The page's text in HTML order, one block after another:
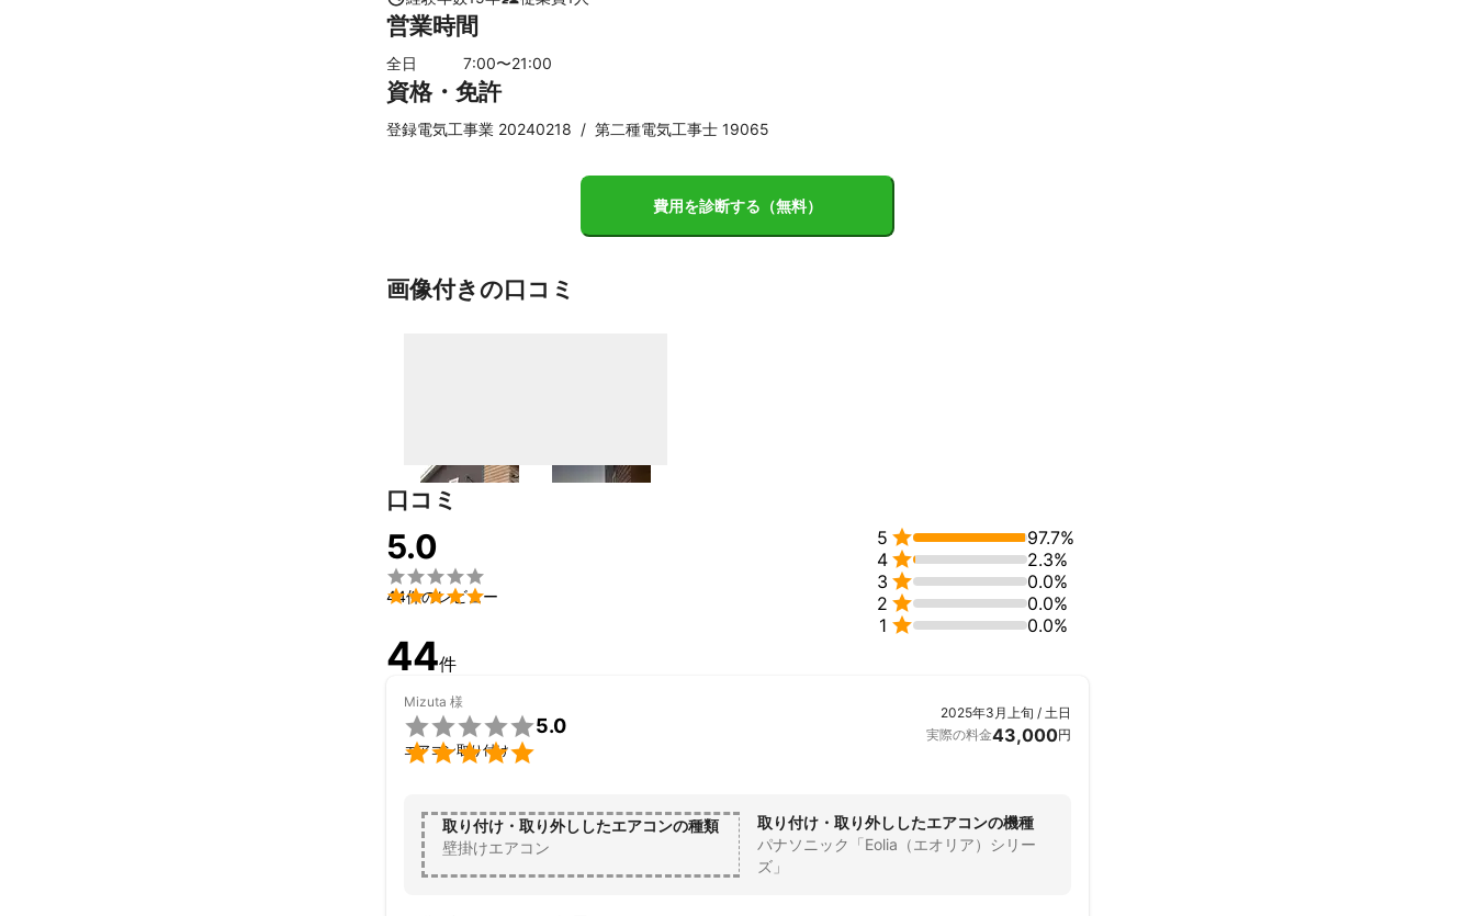
・分電盤改修工事
・コンセント・スイッチ・点滅器（センサー）工事
・配電線関係も過去に施工経験有り
アピールポイント
施工に関してお客様のお困りごとを解決する事が一番と考えております。
会社としては新しく立ち上げたばかりですが私の電気工事施工15年の経験がお客様のお役に立てれば
営業時間
全日 7:00〜21:00
資格・免許
登録電気工事業 20240218 / 第二種電気工事士 19065
費用を診断する（無料）
画像付きの口コミ
口コミ
5.0


44件のレビュー
5 
97.7%
4 
2.3%
3 
0.0%
2 
0.0%
1  0.0%
44件
Mizuta 様


5.0
エアコン取り付け
2025年3月上旬 / 土日
実際の料金43,000円
取り付け・取り外ししたエアコンの種類
壁掛けエアコン
取り付け・取り外ししたエアコンの機種
パナソニック「Eolia（エオリア）シリー
ズ」